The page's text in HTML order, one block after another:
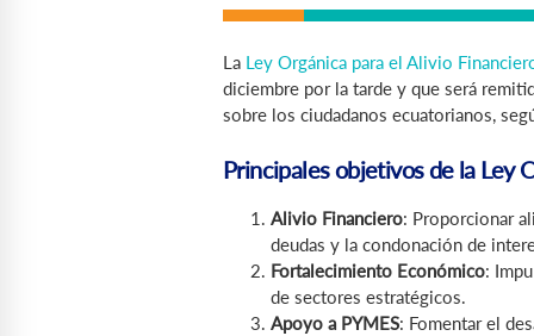
La Ley Orgánica para el Alivio
diciembre por la tarde y que será
sobre los ciudadanos ecuatorianos,
Principales objetivos de la Ley
Alivio Financiero: Proporcionar
deudas y la condonación de
Fortalecimiento Económico:
de sectores estratégicos.
Apoyo a PYMES: Fomentar el